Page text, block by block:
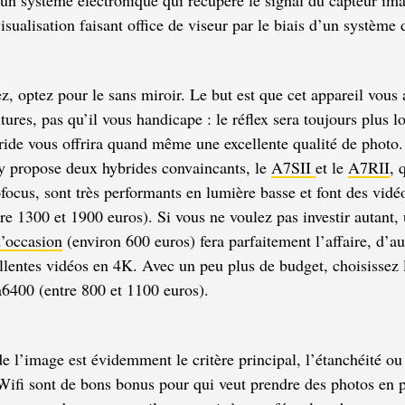
faisant office de viseur par le biais d’un système
optez pour le sans miroir. Le but est que cet appareil vous
pas qu’il vous handicape : le réflex sera toujours plus
vous offrira quand même une excellente qualité de
propose deux hybrides convaincants, le A7SII et le A7RII,
sont très performants en lumière basse et font des
1300 et 1900 euros). Si vous ne voulez pas investir
(environ 600 euros) fera parfaitement l’affaire,
vidéos en 4K. Avec un peu plus de budget, choisissez
(entre 800 et 1100 euros).
l’image est évidemment le critère principal, l’étanchéité
sont de bons bonus pour qui veut prendre des photos en